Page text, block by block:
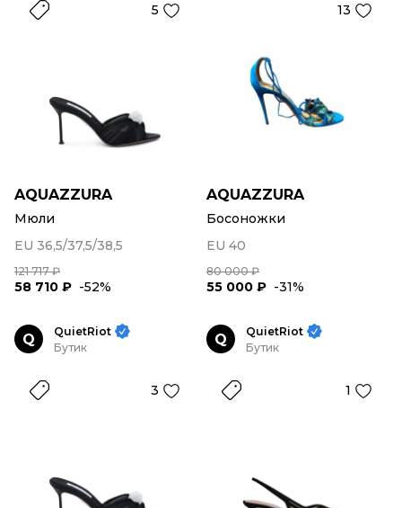
5
AQUAZZURA
Мюли
EU 36,5/37,5/38,5
121 717 ₽
58 710 ₽ -52%
13
AQUAZZURA
Босоножки
EU 40
80 000 ₽
55 000 ₽ -31%
Q
QuietRiot
Бутик
3
Q
QuietRiot
Бутик
1